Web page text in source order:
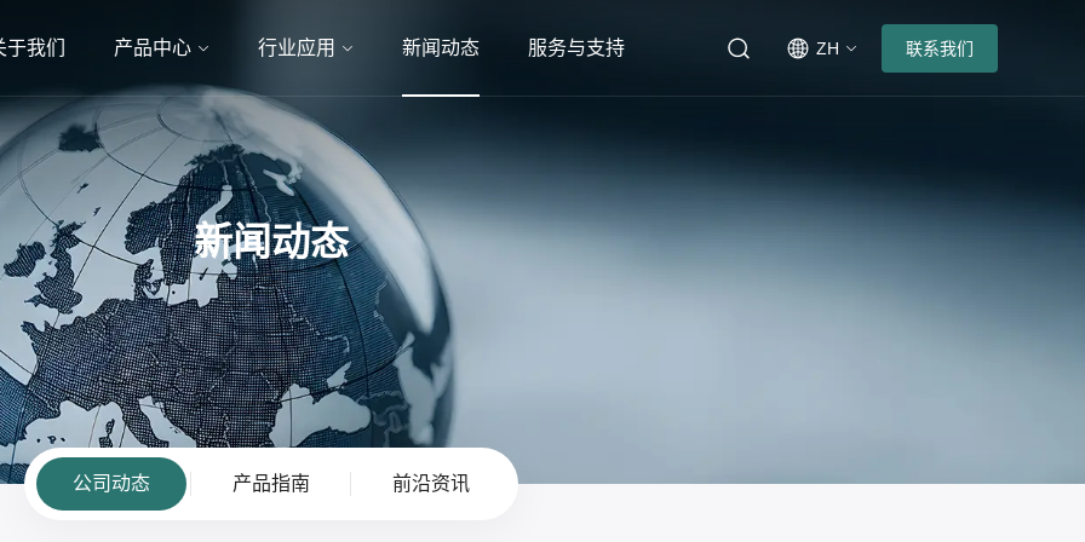
于我们 产品中心 行业应用 新闻动态 服务与支持 ZH 联系我们
新闻动态
公司动态 产品指南 前沿资讯